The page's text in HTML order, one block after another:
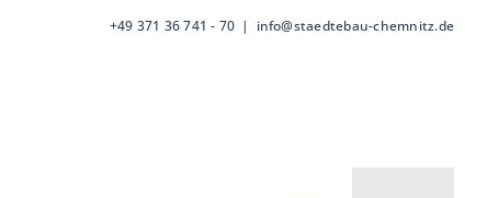
+49 371 36 741 - 70 | info@staedtebau-chemnitz.de